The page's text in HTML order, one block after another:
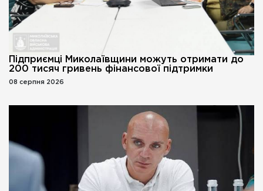
Підприємці Миколаївщини можуть отримати до
200 тисяч гривень фінансової підтримки
08 серпня 2026